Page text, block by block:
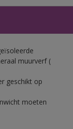
muurverf (
geschikt op
moeten